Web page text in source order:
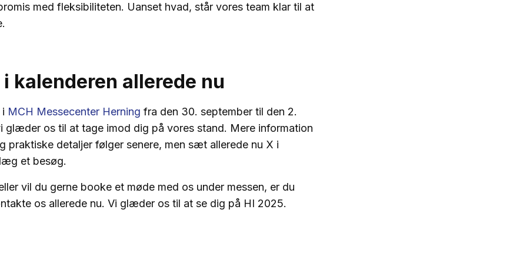
med fleksibiliteten. Uanset hvad, står vores team klar til at
kalenderen allerede nu
MCH Messecenter Herning fra den 30. september til den 2.
glæder os til at tage imod dig på vores stand. Mere information
praktiske detaljer følger senere, men sæt allerede nu X i
et besøg.
vil du gerne booke et møde med os under messen, er du
os allerede nu. Vi glæder os til at se dig på HI 2025.